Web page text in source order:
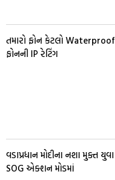
તમારો ફોન કેટલો
ફોનની IP રેટિંગ
વડાપ્રધાન મોદીના નશા મુક્ત
SOG એક્શન મોડમાં